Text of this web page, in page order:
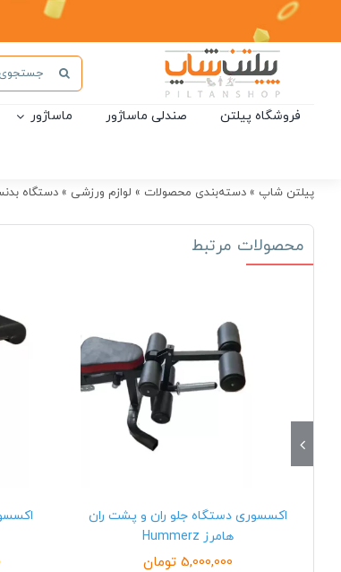
جستجو
برای:
فروشگاه پیلتن صندلی ماساژور ماساژور
پیلتن شاپ » دسته‌بندی محصولات » لوازم ورزشی » دستگاه
محصولات مرتبط
اکسسوری دستگاه جلو ران و پشت ران
هامرز Hummerz
5,000,000 تومان